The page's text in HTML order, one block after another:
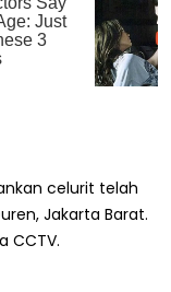
celurit telah
Jakarta Barat.
CCTV.